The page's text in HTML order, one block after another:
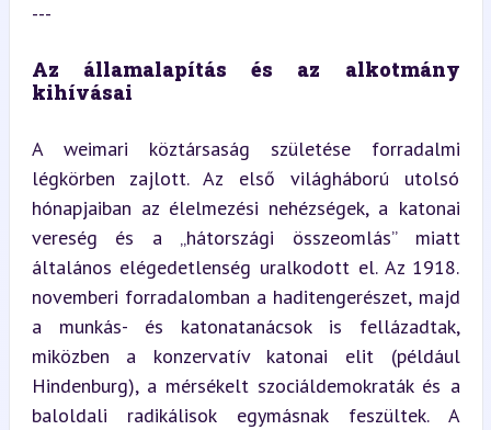
---
Az államalapítás és az alkotmány
kihívásai
A weimari köztársaság születése forradalmi
légkörben zajlott. Az első világháború utolsó
hónapjaiban az élelmezési nehézségek, a katonai
vereség és a „hátországi összeomlás” miatt
általános elégedetlenség uralkodott el. Az 1918.
novemberi forradalomban a haditengerészet, majd
a munkás- és katonatanácsok is fellázadtak,
miközben a konzervatív katonai elit (például
Hindenburg), a mérsékelt szociáldemokraták és a
baloldali radikálisok egymásnak feszültek. A